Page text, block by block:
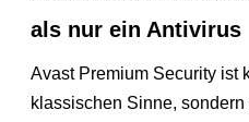
als nur ein Antivirus
Avast Premium Security ist
klassischen Sinne,